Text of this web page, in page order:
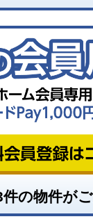
件の物件が